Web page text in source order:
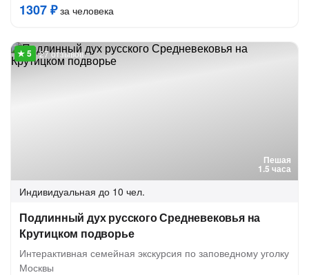
1307 ₽за человека
Пешая
1.5 часа
27 отзывов
Индивидуальная до 10 чел.
Подлинный дух русского Средневековья на
Крутицком подворье
Интерактивная семейная экскурсия по заповедному уголку
Москвы